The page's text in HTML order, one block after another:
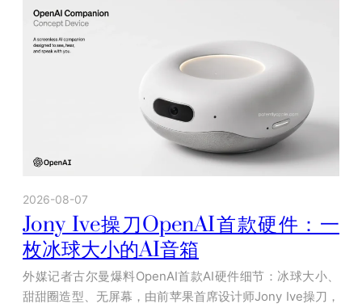
2026-08-07
Jony Ive操刀OpenAI首款硬件：一
枚冰球大小的AI音箱
外媒记者古尔曼爆料OpenAI首款AI硬件细节：冰球大小、
甜甜圈造型、无屏幕，由前苹果首席设计师Jony Ive操刀，